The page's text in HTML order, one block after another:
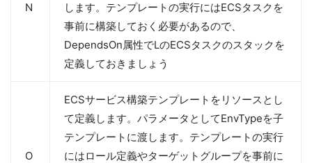
N
します。テンプレートの実行にはECSタスクを
事前に構築しておく必要があるので、
DependsOn属性でLのECSタスクのスタックを
定義しておきましょう
O
ECSサービス構築テンプレートをリソースとし
て定義します。パラメータとしてEnvTypeを子
テンプレートに渡します。テンプレートの実行
にはロール定義やターゲットグループを事前に